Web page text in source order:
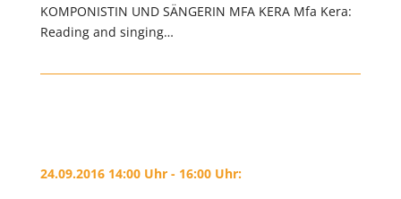
KOMPONISTIN UND SÄNGERIN MFA KERA Mfa Kera:
Reading and singing…
24.09.2016 14:00 Uhr - 16:00 Uhr: